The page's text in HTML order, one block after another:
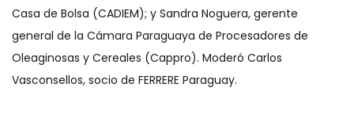
Casa de Bolsa (CADIEM); y Sandra Noguera, gerente
general de la Cámara Paraguaya de Procesadores de
Oleaginosas y Cereales (Cappro). Moderó Carlos
Vasconsellos, socio de FERRERE Paraguay.